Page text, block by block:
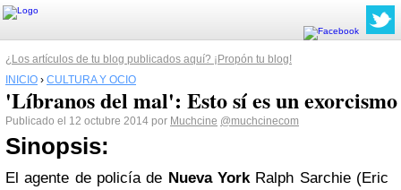
¿Los artículos de tu blog publicados aquí? ¡Propón tu blog!
INICIO › CULTURA Y OCIO
'Líbranos del mal': Esto sí es un exorcismo
Publicado el 12 octubre 2014 por Muchcine @muchcinecom
Sinopsis:
El agente de policía de Nueva YorkRalph Sarchie (Eric